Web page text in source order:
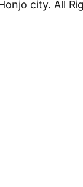
city. All